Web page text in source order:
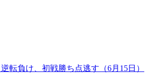
転負け、初戦勝ち点逃す（6月15日）